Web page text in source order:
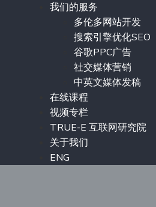
我们的服务
多伦多网站开发
搜索引擎优化SEO
谷歌PPC广告
社交媒体营销
中英文媒体发稿
在线课程
视频专栏
TRUE-E 互联网研究院
关于我们
ENG